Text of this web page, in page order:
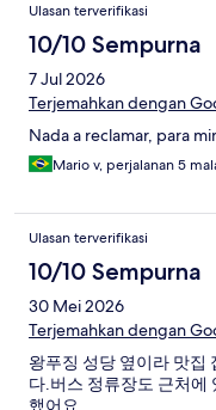
Ulasan terverifikasi
10/10 Sempurna
7 Jul 2026
Terjemahkan dengan
Nada a reclamar, para
Mario v, perjalanan 5
Ulasan terverifikasi
10/10 Sempurna
30 Mei 2026
Terjemahkan dengan
왕푸징 성당 옆이라 맛집
다.버스 정류장도 근처에
했어요